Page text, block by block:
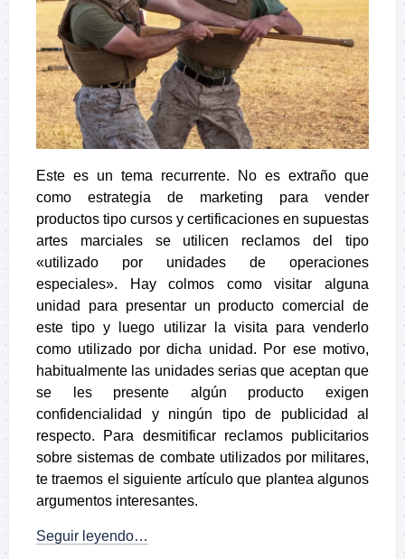
Este es un tema recurrente. No es extraño que
como estrategia de marketing para vender
productos tipo cursos y certificaciones en supuestas
artes marciales se utilicen reclamos del tipo
«utilizado por unidades de operaciones
especiales». Hay colmos como visitar alguna
unidad para presentar un producto comercial de
este tipo y luego utilizar la visita para venderlo
como utilizado por dicha unidad. Por ese motivo,
habitualmente las unidades serias que aceptan que
se les presente algún producto exigen
confidencialidad y ningún tipo de publicidad al
respecto. Para desmitificar reclamos publicitarios
sobre sistemas de combate utilizados por militares,
te traemos el siguiente artículo que plantea algunos
argumentos interesantes.
Seguir leyendo…